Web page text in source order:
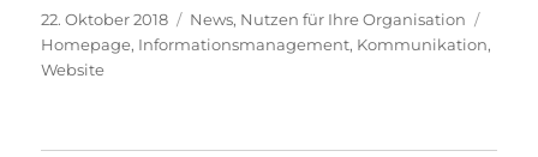
Veröffentlicht
am
22. Oktober 2018 Kategorien
News, Nutzen für Ihre Organisation
Homepage, Informationsmanagement, Kommunikation,
Website